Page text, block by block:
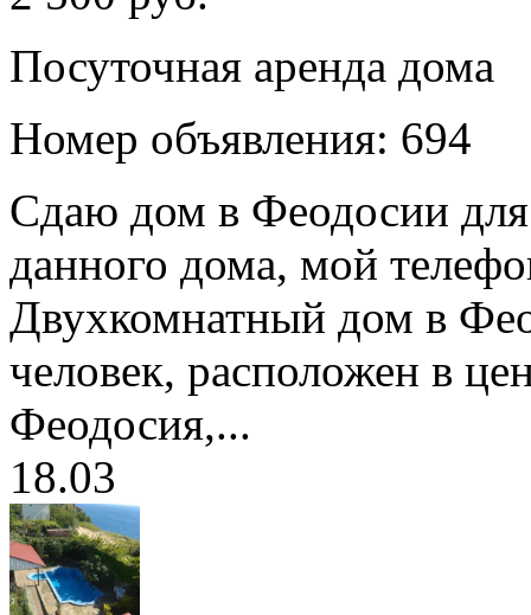
Посуточная аренда дома
Номер объявления: 694
Сдаю дом в Феодосии для
данного дома, мой
Двухкомнатный дом в
человек, расположен в
Феодосия,...
18.03